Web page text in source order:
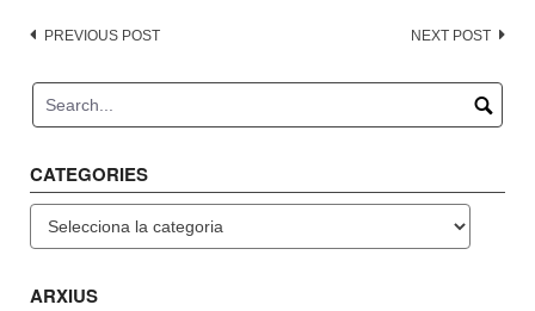
Post
PREVIOUS POST NEXT POST
CATEGORIES
ARXIUS